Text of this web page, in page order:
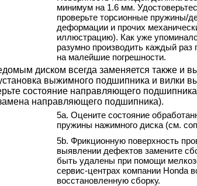
минимум на 1.6 мм.
проверьте торсионные пружины/
деформации и прочих
иллюстрацию). Как уже
разумно производить каждый
на малейшие погрешности.
диском всегда заменяется также и
выжимного подшипника и вилки
состояние направляющего
направляющего подшипника).
5a. Оцените состояние
пружины нажимного диска (см.
5b. Фрикционную поверхность
выявлении дефектов замените
быть удалены при помощи
сервис-центрах компании Honda
восстановленную сборку.